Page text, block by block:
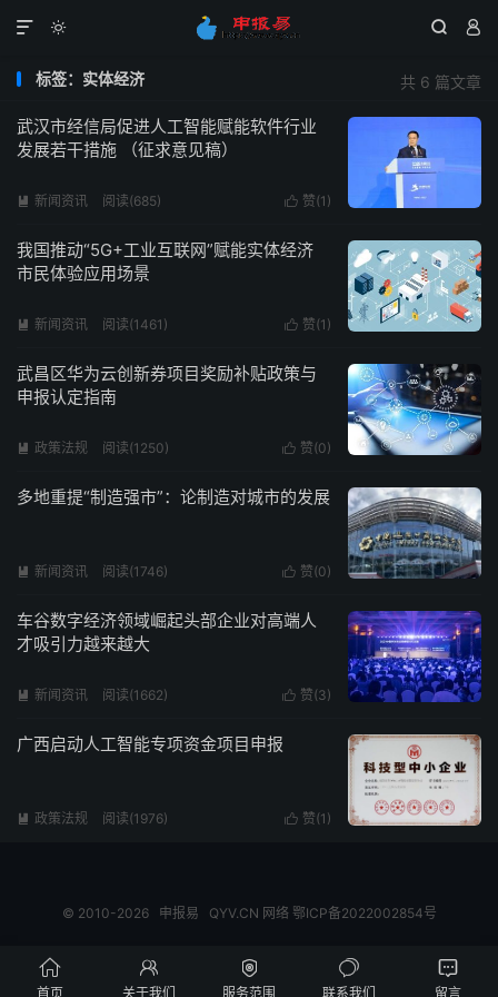
  

共 6 篇文章
标签：实体经济
武汉市经信局促进人工智能赋能软件行业
发展若干措施 （征求意见稿）
 赞(1 )
 新闻资讯 阅读(685)
我国推动“5G+工业互联网”赋能实体经济
市民体验应用场景
 赞(1 )
 新闻资讯 阅读(1461)
武昌区华为云创新券项目奖励补贴政策与
申报认定指南
 赞(0)
 政策法规 阅读(1250)
多地重提“制造强市”：论制造对城市的发展
 赞(0)
 新闻资讯 阅读(1746)
车谷数字经济领域崛起头部企业对高端人
才吸引力越来越大
 赞(3)
 新闻资讯 阅读(1662)
广西启动人工智能专项资金项目申报
 赞(1 )
 政策法规 阅读(1976)
© 2010-2026 申报易 QYV.CN 网络 鄂ICP备2022002854号

首页

关于我们

服务范围

联系我们

留言